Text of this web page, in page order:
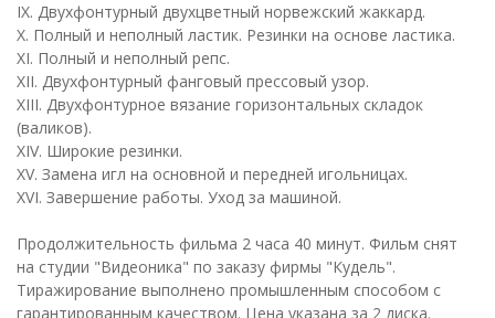
IX. Двухфонтурный двухцветный норвежский жаккард.
Х. Полный и неполный ластик. Резинки на основе ластика.
ХI. Полный и неполный репс.
ХII. Двухфонтурный фанговый прессовый узор.
ХIII. Двухфонтурное вязание горизонтальных складок
(валиков).
ХIV. Широкие резинки.
ХV. Замена игл на основной и передней игольницах.
ХVI. Завершение работы. Уход за машиной.
Продолжительность фильма 2 часа 40 минут. Фильм снят
на студии "Видеоника" по заказу фирмы "Кудель".
Тиражирование выполнено промышленным способом с
гарантированным качеством. Цена указана за 2 диска.